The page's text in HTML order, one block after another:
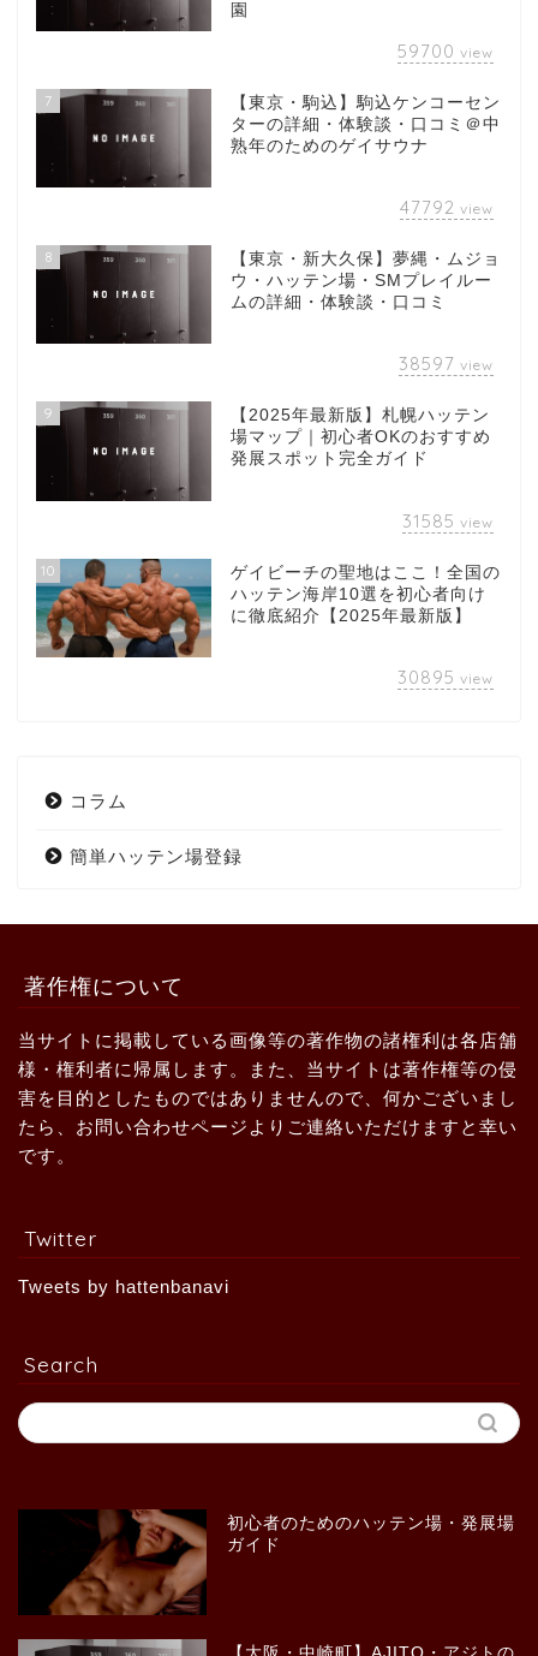
園
59700 view
7
【東京・駒込】駒込ケンコーセン
ターの詳細・体験談・口コミ＠中
熟年のためのゲイサウナ
47792 view
8
【東京・新大久保】夢縄・ムジョ
ウ・ハッテン場・SMプレイルー
ムの詳細・体験談・口コミ
38597 view
9
【2025年最新版】札幌ハッテン
場マップ｜初心者OKのおすすめ
発展スポット完全ガイド
31585 view
10
ゲイビーチの聖地はここ！全国の
ハッテン海岸10選を初心者向け
に徹底紹介【2025年最新版】
30895 view
コラム
簡単ハッテン場登録
著作権について
当サイトに掲載している画像等の著作物の諸権利は各店舗
様・権利者に帰属します。また、当サイトは著作権等の侵
害を目的としたものではありませんので、何かございまし
たら、お問い合わせページよりご連絡いただけますと幸い
です。
Twitter
Tweets by hattenbanavi
Search
初心者のためのハッテン場・発展場
ガイド